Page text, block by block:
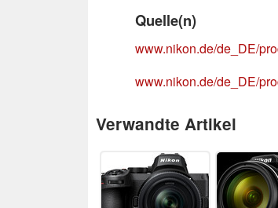
Quelle(n)
www.nikon.de/de_DE/
www.nikon.de/de_DE/
Verwandte Artikel